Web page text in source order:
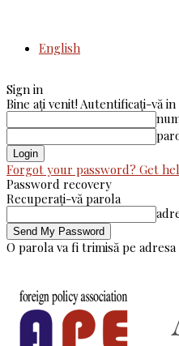
English
Sign in
Bine ați venit! Autentificați-vă
Forgot your password? Get
Password recovery
Recuperați-vă parola
O parola va fi trimisă pe adresa